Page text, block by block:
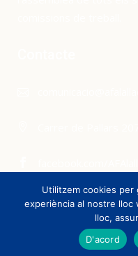
© AFA
Utilitzem cookies per
experiència al nostre
lloc,
D'acord